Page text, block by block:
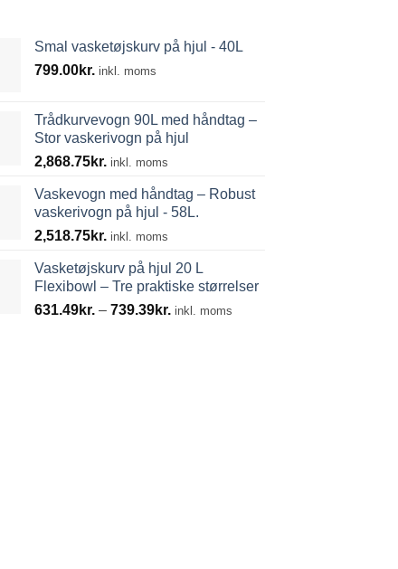
Smal vasketøjskurv på hjul - 40L
799.00kr. inkl. moms
Trådkurvevogn 90L med håndtag –
Stor vaskerivogn på hjul
2,868.75kr. inkl. moms
Vaskevogn med håndtag – Robust
vaskerivogn på hjul - 58L.
2,518.75kr. inkl. moms
Vasketøjskurv på hjul 20 L
Flexibowl – Tre praktiske størrelser
631.49kr. – 739.39kr. Prisinterval:
inkl. moms